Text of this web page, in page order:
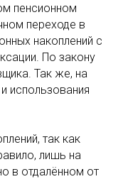
пенсионном
переходе в
накоплений с
По закону
Так же, на
использования
так как
лишь на
в отдалённом от